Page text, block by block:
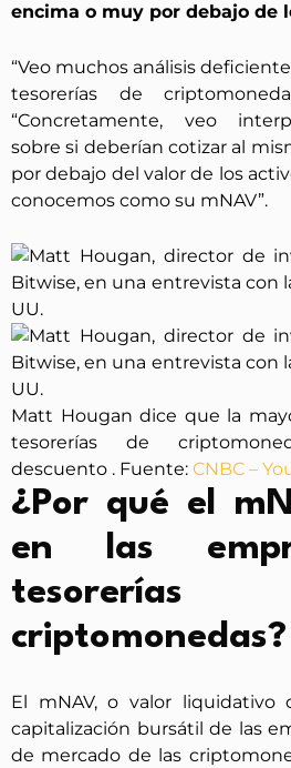
encima o muy por debajo de
“Veo muchos análisis
tesorerías de
“Concretamente, veo
sobre si deberían cotizar al
por debajo del valor de los
conocemos como su mNAV”.
Matt Hougan dice que la
tesorerías de
descuento . Fuente: CNBC –
¿Por qué el
en las
criptomonedas?
El mNAV, o valor liquidativo
capitalización bursátil de las
de mercado de las